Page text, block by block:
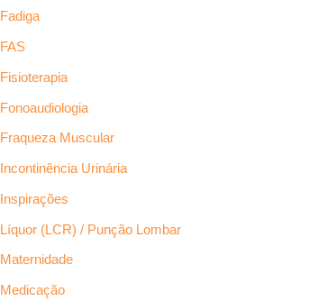
Fadiga
FAS
Fisioterapia
Fonoaudiologia
Fraqueza Muscular
Incontinência Urinária
Inspirações
Líquor (LCR) / Punção Lombar
Maternidade
Medicação